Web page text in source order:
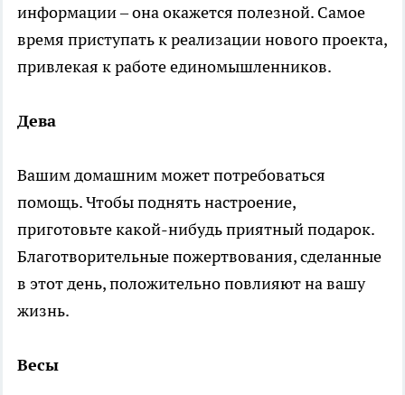
информации – она окажется полезной. Самое
время приступать к реализации нового проекта,
привлекая к работе единомышленников.
Дева
Вашим домашним может потребоваться
помощь. Чтобы поднять настроение,
приготовьте какой-нибудь приятный подарок.
Благотворительные пожертвования, сделанные
в этот день, положительно повлияют на вашу
жизнь.
Весы